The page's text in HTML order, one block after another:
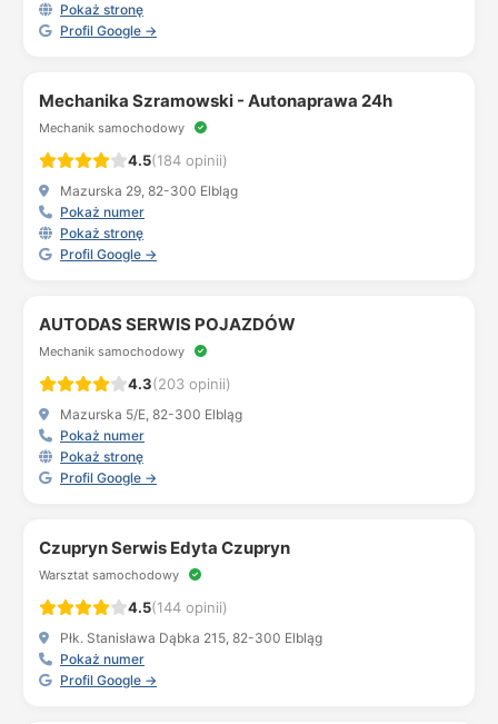
Pokaż stronę
Profil Google →
Mechanika Szramowski - Autonaprawa 24h
Mechanik samochodowy
4.5(184 opinii)
Mazurska 29, 82-300 Elbląg
Pokaż numer
Pokaż stronę
Profil Google →
AUTODAS SERWIS POJAZDÓW
Mechanik samochodowy
4.3(203 opinii)
Mazurska 5/E, 82-300 Elbląg
Pokaż numer
Pokaż stronę
Profil Google →
Czupryn Serwis Edyta Czupryn
Warsztat samochodowy
4.5(144 opinii)
Płk. Stanisława Dąbka 215, 82-300 Elbląg
Pokaż numer
Profil Google →